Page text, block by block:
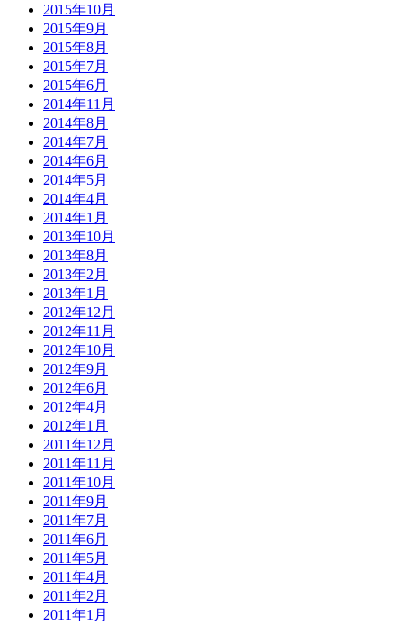
2015年10月
2015年9月
2015年8月
2015年7月
2015年6月
2014年11月
2014年8月
2014年7月
2014年6月
2014年5月
2014年4月
2014年1月
2013年10月
2013年8月
2013年2月
2013年1月
2012年12月
2012年11月
2012年10月
2012年9月
2012年6月
2012年4月
2012年1月
2011年12月
2011年11月
2011年10月
2011年9月
2011年7月
2011年6月
2011年5月
2011年4月
2011年2月
2011年1月